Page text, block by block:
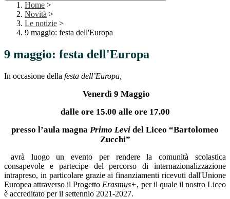
Home >
Novità >
Le notizie >
9 maggio: festa dell'Europa
9 maggio: festa dell'Europa
In occasione della festa dell’Europa,
Venerdì 9 Maggio
dalle ore 15.00 alle ore 17.00
presso l’aula magna Primo Levi del Liceo “Bartolomeo
Zucchi”
avrà luogo un evento per rendere la comunità scolastica
consapevole e partecipe del percorso di internazionalizzazione
intrapreso, in particolare grazie ai finanziamenti ricevuti dall'Unione
Europea attraverso il Progetto Erasmus+, per il quale il nostro Liceo
è accreditato per il settennio 2021-2027.